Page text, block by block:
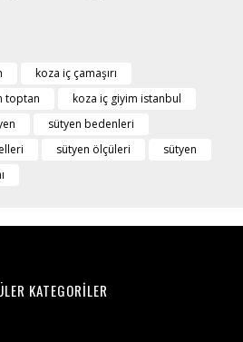
koza iç çamaşırı
toptan
koza iç giyim istanbul
sütyen bedenleri
sütyen ölçüleri
sütyen
KATEGORİLER